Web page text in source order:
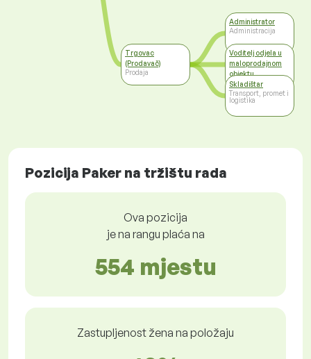
Trgovac
(Prodavač)
Prodaja
Administrator
Administracija
Voditelj odjela u
maloprodajnom
objektu
Prodaja
Skladištar
Transport, promet i
logistika
Pozicija Paker na tržištu rada
Ova pozicija
je na rangu plaća na
554 mjestu
Zastupljenost žena na položaju